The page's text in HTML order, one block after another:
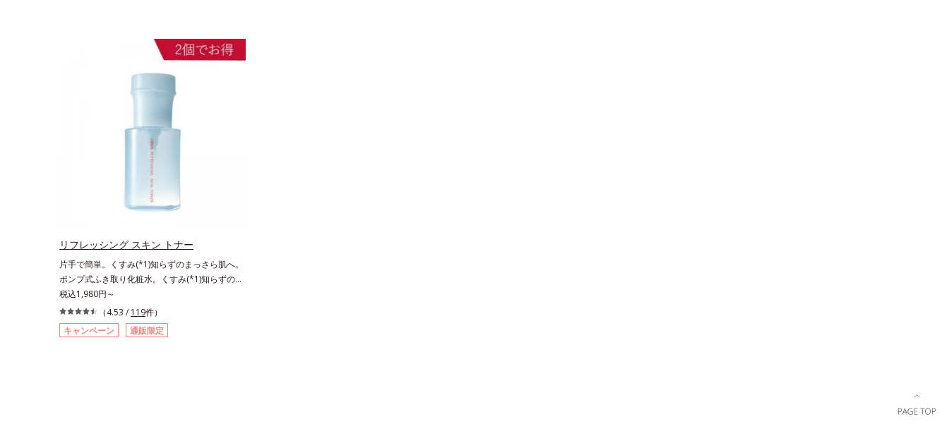
リフレッシング スキン トナー
片手で簡単。くすみ(*1)知らずのまっさら肌へ。
ポンプ式ふき取り化粧水。くすみ(*1)知らずのま
っさら肌へ。洗顔後すぐの肌に使う、ポンプ式の
ふき取り化粧水です。ポンプ式だから簡単。片手
でぷしゅっと押すだけでコットンに含ませられま
す。コットンで肌をふき取ると、植物由来
税込1,980円～
（4.53 / 119件）
キャンペーン
通販限定